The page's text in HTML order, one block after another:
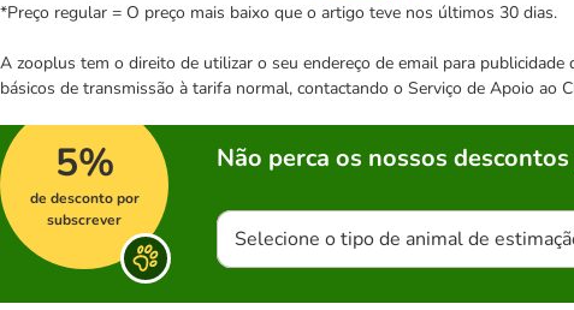
*Preço regular = O preço mais baixo que o artigo teve nos últimos 30 dias.
A zooplus tem o direito de utilizar o seu endereço de email para
básicos de transmissão à tarifa normal, contactando o Serviço de Apoio ao
5%
de desconto por
subscrever
Não perca os nossos
Selecione o tipo de animal de